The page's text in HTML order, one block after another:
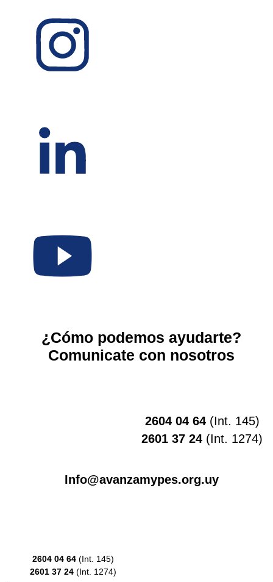
¿Cómo podemos ayudarte?
Comunicate con nosotros
2604 04 64(Int. 145)
2601 37 24 (Int. 1274)
Info@avanzamypes.org.uy
2604 04 64 (Int. 145)
2601 37 24 (Int. 1274)